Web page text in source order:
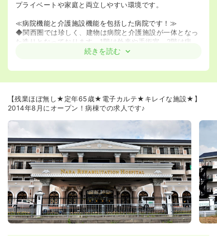
プライベートや家庭と両立しやすい環境です。
≪病院機能と介護施設機能を包括した病院です！≫
◆関西圏では珍しく、建物は病院と介護施設が一体となっ
た造りとなっております。1階は外来や手術室、2階は病
棟、3階は介護老人保健施設、4階は住宅型有料老人ホーム
◆広々とした中庭が有り、外でリハビリを行うことが可能
外科いずれの患者様にも携わることが可能です！
続きを読む
【残業ほぼ無し★定年65歳★電子カルテ★キレイな施設★】
2014年8月にオープン！病棟での求人です♪